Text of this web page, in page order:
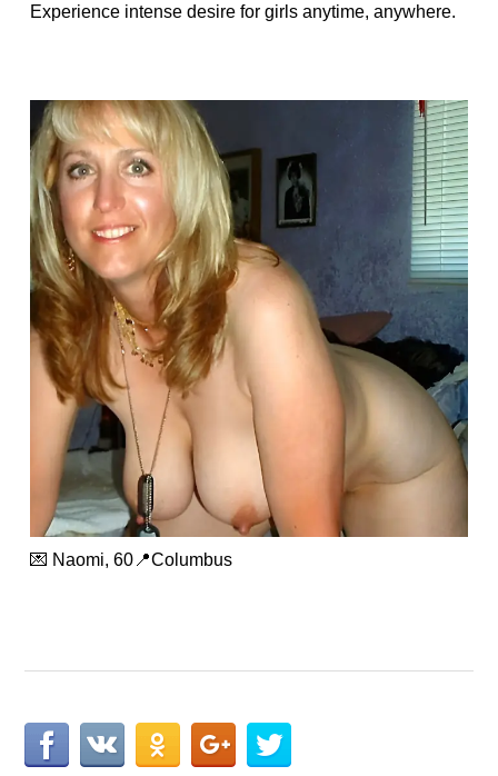
Experience intense desire for girls anytime, anywhere.
💌 Naomi, 60📍Columbus